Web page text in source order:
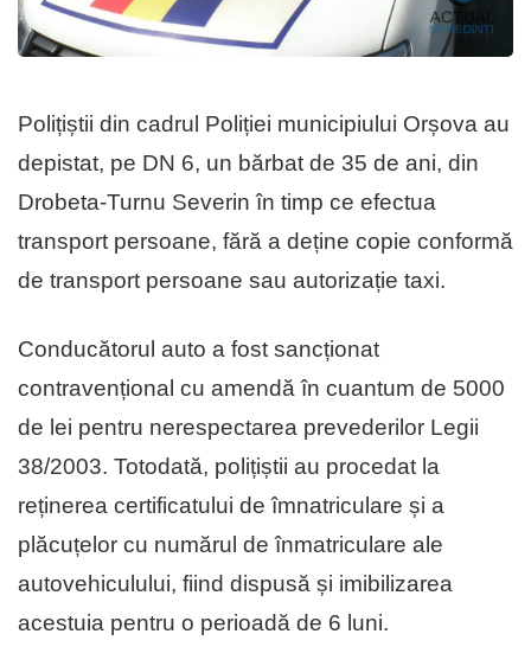
Polițiștii din cadrul Poliției municipiului Orșova au
depistat, pe DN 6, un bărbat de 35 de ani, din
Drobeta-Turnu Severin în timp ce efectua
transport persoane, fără a deține copie conformă
de transport persoane sau autorizație taxi.
Conducătorul auto a fost sancționat
contravențional cu amendă în cuantum de 5000
de lei pentru nerespectarea prevederilor Legii
38/2003. Totodată, polițiștii au procedat la
reținerea certificatului de îmnatriculare și a
plăcuțelor cu numărul de înmatriculare ale
autovehiculului, fiind dispusă și imibilizarea
acestuia pentru o perioadă de 6 luni.